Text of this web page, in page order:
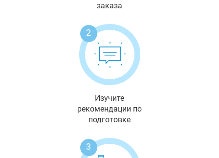
заказа
2
Изучите
рекомендации по
подготовке
3